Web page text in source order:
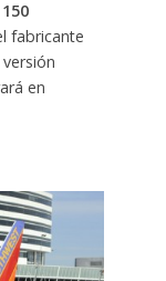
fabricante
en